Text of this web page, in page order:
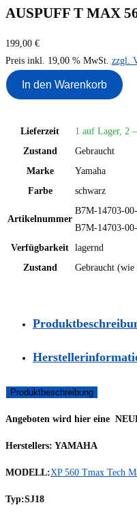
AUSPUFF T MAX
199,00 €
Preis inkl. 19,00 % MwSt. zzgl.
In den Warenkorb
Lieferzeit
1 auf Lager, 2
Zustand
Gebraucht
Marke
Yamaha
Farbe
schwarz
Artikelnummer
B7M-14703-
B7M-14703-
Verfügbarkeit lagernd
Zustand
Gebraucht (wie
Produktbeschreibung
Angeboten wird hier eine
Herstellers: YAMAHA
MODELL:XP 560 Tmax Tech
Typ:SJ18